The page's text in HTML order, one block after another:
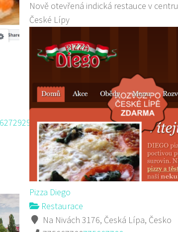
media_...
Nově otevřená indická restauce v centru
České Lípy
Pizza Diego
Restaurace
Na Nivách 3176, Česká Lípa, Česko